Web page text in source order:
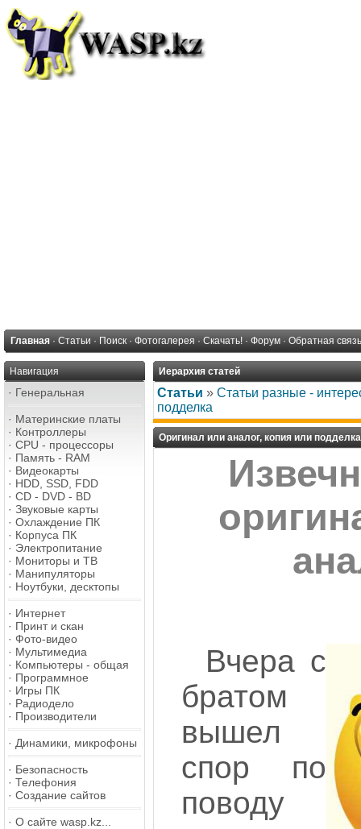
Главная · Статьи · Поиск · Фотогалерея · Скачать! · Форум · Обратная связь
Навигация
· Генеральная
· Материнские платы
· Контроллеры
· CPU - процессоры
· Память - RAM
· Видеокарты
· HDD, SSD, FDD
· CD - DVD - BD
· Звуковые карты
· Охлаждение ПК
· Корпуса ПК
· Электропитание
· Мониторы и ТВ
· Манипуляторы
· Ноутбуки, десктопы
· Интернет
· Принт и скан
· Фото-видео
· Мультимедиа
· Компьютеры - общая
· Программное
· Игры ПК
· Радиодело
· Производители
· Динамики, микрофоны
· Безопасность
· Телефония
· Создание сайтов
· О сайте wasp.kz...
Иерархия статей
Статьи » Статьи разные -
подделка
Оригинал или аналог, копия или подделка
Вчера с
братом
вышел
спор по
поводу